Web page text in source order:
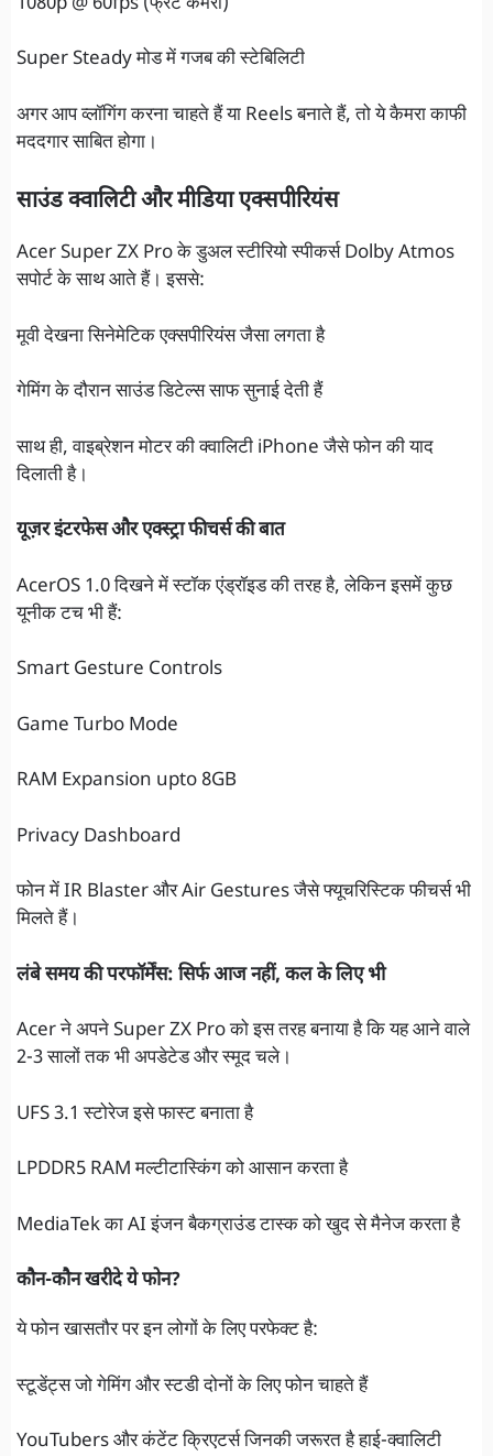
Super Steady मोड में गजब की स्टेबिलिटी
अगर आप व्लॉगिंग करना चाहते हैं या Reels बनाते हैं, तो ये कैमरा काफी
मददगार साबित होगा।
साउंड क्वालिटी और मीडिया एक्सपीरियंस
Acer Super ZX Pro के डुअल स्टीरियो स्पीकर्स Dolby Atmos
सपोर्ट के साथ आते हैं। इससे:
मूवी देखना सिनेमेटिक एक्सपीरियंस जैसा लगता है
गेमिंग के दौरान साउंड डिटेल्स साफ सुनाई देती हैं
साथ ही, वाइब्रेशन मोटर की क्वालिटी iPhone जैसे फोन की याद
दिलाती है।
यूज़र इंटरफेस और एक्स्ट्रा फीचर्स की बात
AcerOS 1.0 दिखने में स्टॉक एंड्रॉइड की तरह है, लेकिन इसमें कुछ
यूनीक टच भी हैं:
Smart Gesture Controls
Game Turbo Mode
RAM Expansion upto 8GB
Privacy Dashboard
फोन में IR Blaster और Air Gestures जैसे फ्यूचरिस्टिक फीचर्स भी
मिलते हैं।
लंबे समय की परफॉर्मेंस: सिर्फ आज नहीं, कल के लिए भी
Acer ने अपने Super ZX Pro को इस तरह बनाया है कि यह आने वाले
2-3 सालों तक भी अपडेटेड और स्मूद चले।
UFS 3.1 स्टोरेज इसे फास्ट बनाता है
LPDDR5 RAM मल्टीटास्किंग को आसान करता है
MediaTek का AI इंजन बैकग्राउंड टास्क को खुद से मैनेज करता है
कौन-कौन खरीदे ये फोन?
ये फोन खासतौर पर इन लोगों के लिए परफेक्ट है:
स्टूडेंट्स जो गेमिंग और स्टडी दोनों के लिए फोन चाहते हैं
YouTubers और कंटेंट क्रिएटर्स जिनकी जरूरत है हाई-क्वालिटी